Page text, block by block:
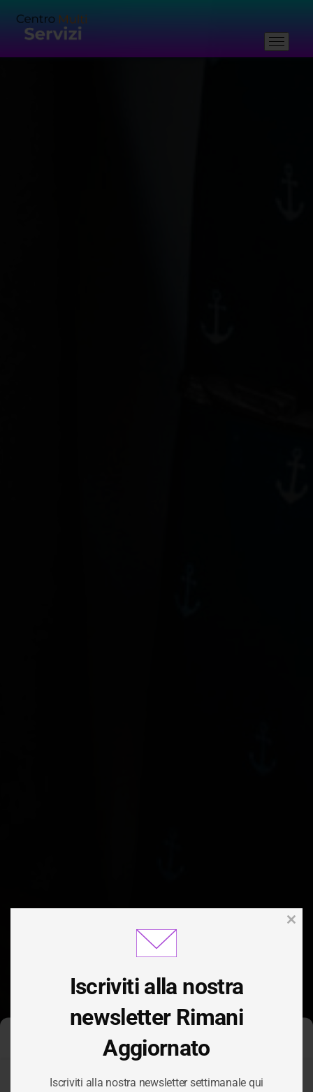
Gestisci Consenso Cookie
Iscriviti alla nostra
newsletter Rimani
Aggiornato
Iscriviti alla nostra newsletter settimanale qui